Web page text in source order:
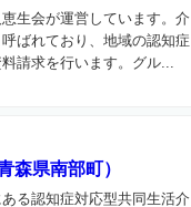
生会が運営しています。介
ばれており、地域の認知症
請求を行います。グル...
森県南部町）
る認知症対応型共同生活介